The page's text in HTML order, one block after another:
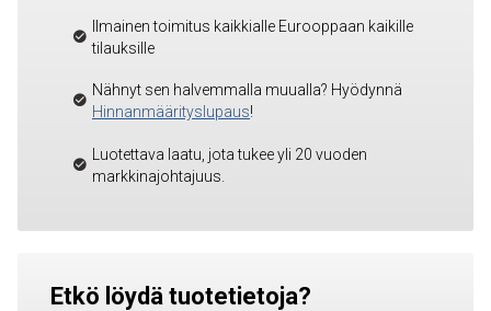
Ilmainen toimitus kaikkialle Eurooppaan kaikille
tilauksille
Nähnyt sen halvemmalla muualla? Hyödynnä
Hinnanmäärityslupaus!
Luotettava laatu, jota tukee yli 20 vuoden
markkinajohtajuus.
Etkö löydä tuotetietoja?